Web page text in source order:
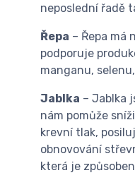
neposlední řadě
Řepa – Řepa má
podporuje
manganu,
Jablka – Jablka
nám pomůže
krevní tlak,
obnovování
která je